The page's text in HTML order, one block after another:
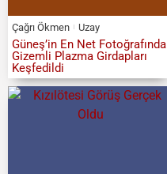
Çağrı Ökmen Uzay
Güneş’in En Net Fotoğrafında
Gizemli Plazma Girdapları
Keşfedildi